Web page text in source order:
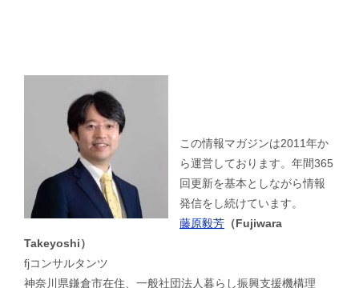
この情報マガジンは2011年か
ら運営しております。年間365
回更新を基本としながら情報
発信をし続けています。
藤原毅芳 （Fujiwara
Takeyoshi）
fjコンサルタンツ
神奈川県鎌倉市在住、一般社団法人暮らし振興支援機構理